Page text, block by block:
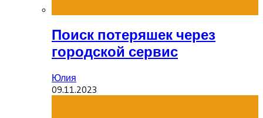
Поиск потеряшек через
городской сервис
Юлия
09.11.2023